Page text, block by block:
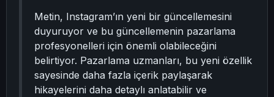
Metin, Instagram’ın yeni bir güncellemesini
duyuruyor ve bu güncellemenin pazarlama
profesyonelleri için önemli olabileceğini
belirtiyor. Pazarlama uzmanları, bu yeni özellik
sayesinde daha fazla içerik paylaşarak
hikayelerini daha detaylı anlatabilir ve